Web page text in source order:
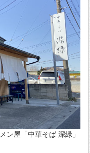
ン屋「中華そば 深緑」